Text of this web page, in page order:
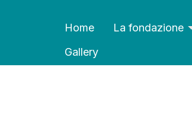
Home La fondazione
Gallery